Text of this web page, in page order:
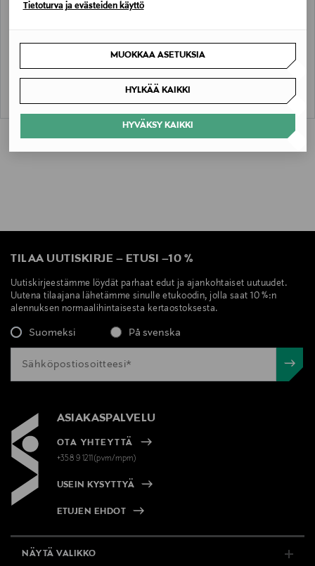
Tietoturva ja evästeiden käyttö
MUOKKAA ASETUKSIA
HYLKÄÄ KAIKKI
HYVÄKSY KAIKKI
LUIRO t-paita, mecca oranssi
RIMPI t-paita, violetti
Discounted Price
TILAA UUTISKIRJE – ETUSI –10 %
Uutiskirjeestämme löydät parhaat edut ja ajankohtaiset uutuudet.
Uutena tilaajana lähetämme sinulle etukoodin, jolla saat 10 %:n
alennuksen normaalihintaisesta kertaostoksesta.
Suomeksi På svenska
ASIAKASPALVELU
OTA YHTEYTTÄ
+358 9 1211(pvm/mpm)
USEIN KYSYTTYÄ
ETUJEN EHDOT
NÄYTÄ VALIKKO